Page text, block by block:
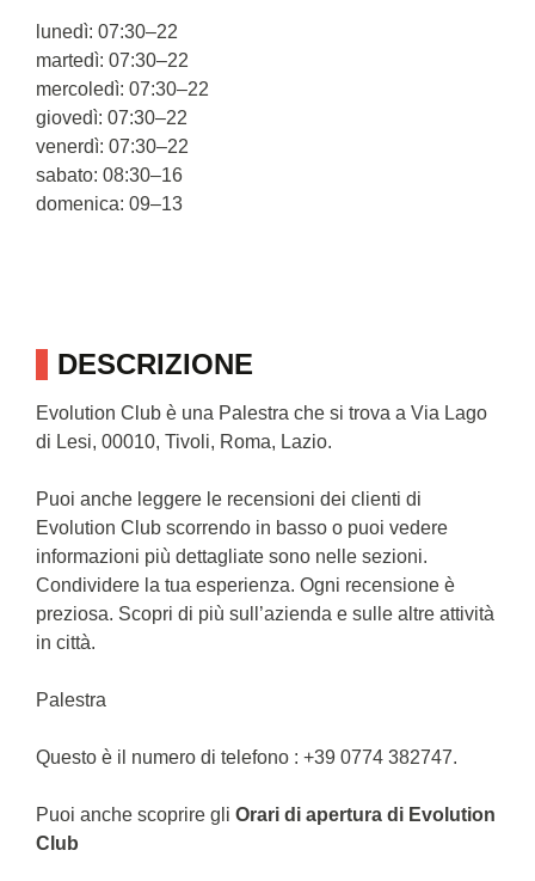
DESCRIZIONE
Evolution Club è una Palestra che si trova a Via Lago
di Lesi, 00010, Tivoli, Roma, Lazio.
Puoi anche leggere le recensioni dei clienti di
Evolution Club scorrendo in basso o puoi vedere
informazioni più dettagliate sono nelle sezioni.
Condividere la tua esperienza. Ogni recensione è
preziosa. Scopri di più sull’azienda e sulle altre attività
in città.
Palestra
Questo è il numero di telefono : +39 0774 382747.
Puoi anche scoprire gli Orari di apertura di Evolution
Club
lunedì: 07:30–22
martedì: 07:30–22
mercoledì: 07:30–22
giovedì: 07:30–22
venerdì: 07:30–22
sabato: 08:30–16
domenica: 09–13